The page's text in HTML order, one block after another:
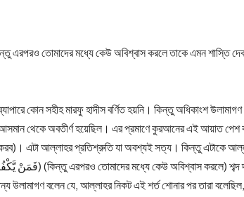
এরপরও তোমাদের মধ্যে কেউ অবিশ্বাস করলে তাকে এমন শাস্তি
কোন সহীহ মারফু হাদীস বর্ণিত হয়নি। কিন্তু অধিকাংশ
আসমান থেকে অবতীর্ণ হয়েছিল। এর প্রমাণে কুরআনের এই আয়াত পেশ
বলেন যে, আল্লাহর নিকট এই শর্ত শোনার পর তারা বলেছিল,